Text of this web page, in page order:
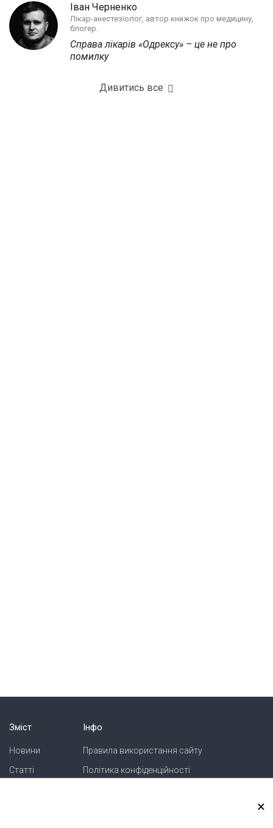
Іван Черненко
Лікар-анестезіолог, автор книжок про медицину,
блогер.
Справа лікарів «Одрексу» – це не про
помилку
Дивитись все
Зміст
Новини
Статті
Інфо
Правила використання сайту
Політика конфіденційності
×